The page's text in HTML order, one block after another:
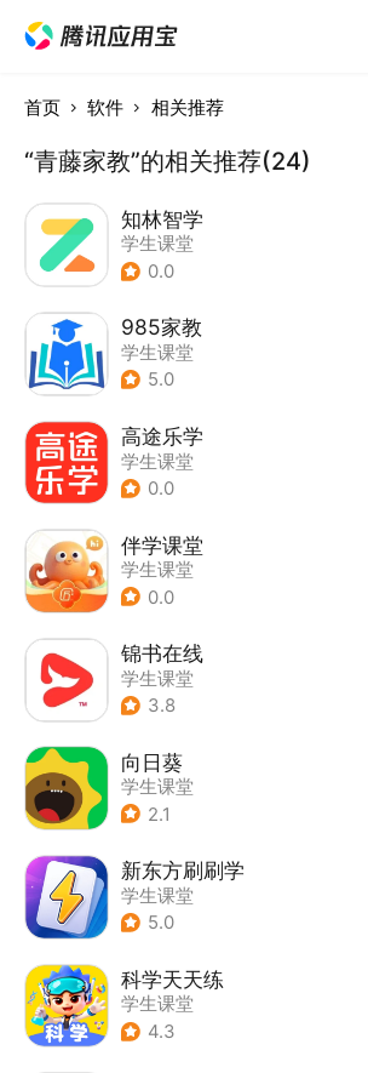
首页 软件 相关推荐
“青藤家教”的相关推荐(24)
知林智学
学生课堂
0.0
985家教
学生课堂
5.0
高途乐学
学生课堂
0.0
伴学课堂
学生课堂
0.0
锦书在线
学生课堂
3.8
向日葵
学生课堂
2.1
新东方刷刷学
学生课堂
5.0
科学天天练
学生课堂
4.3